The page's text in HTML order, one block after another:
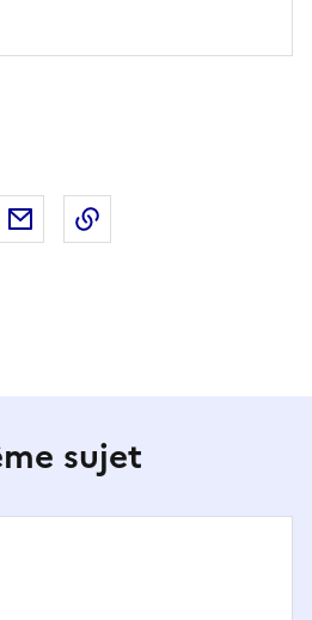
X (anciennement Twitter)
sur LinkedIn
Partager par email
sujet